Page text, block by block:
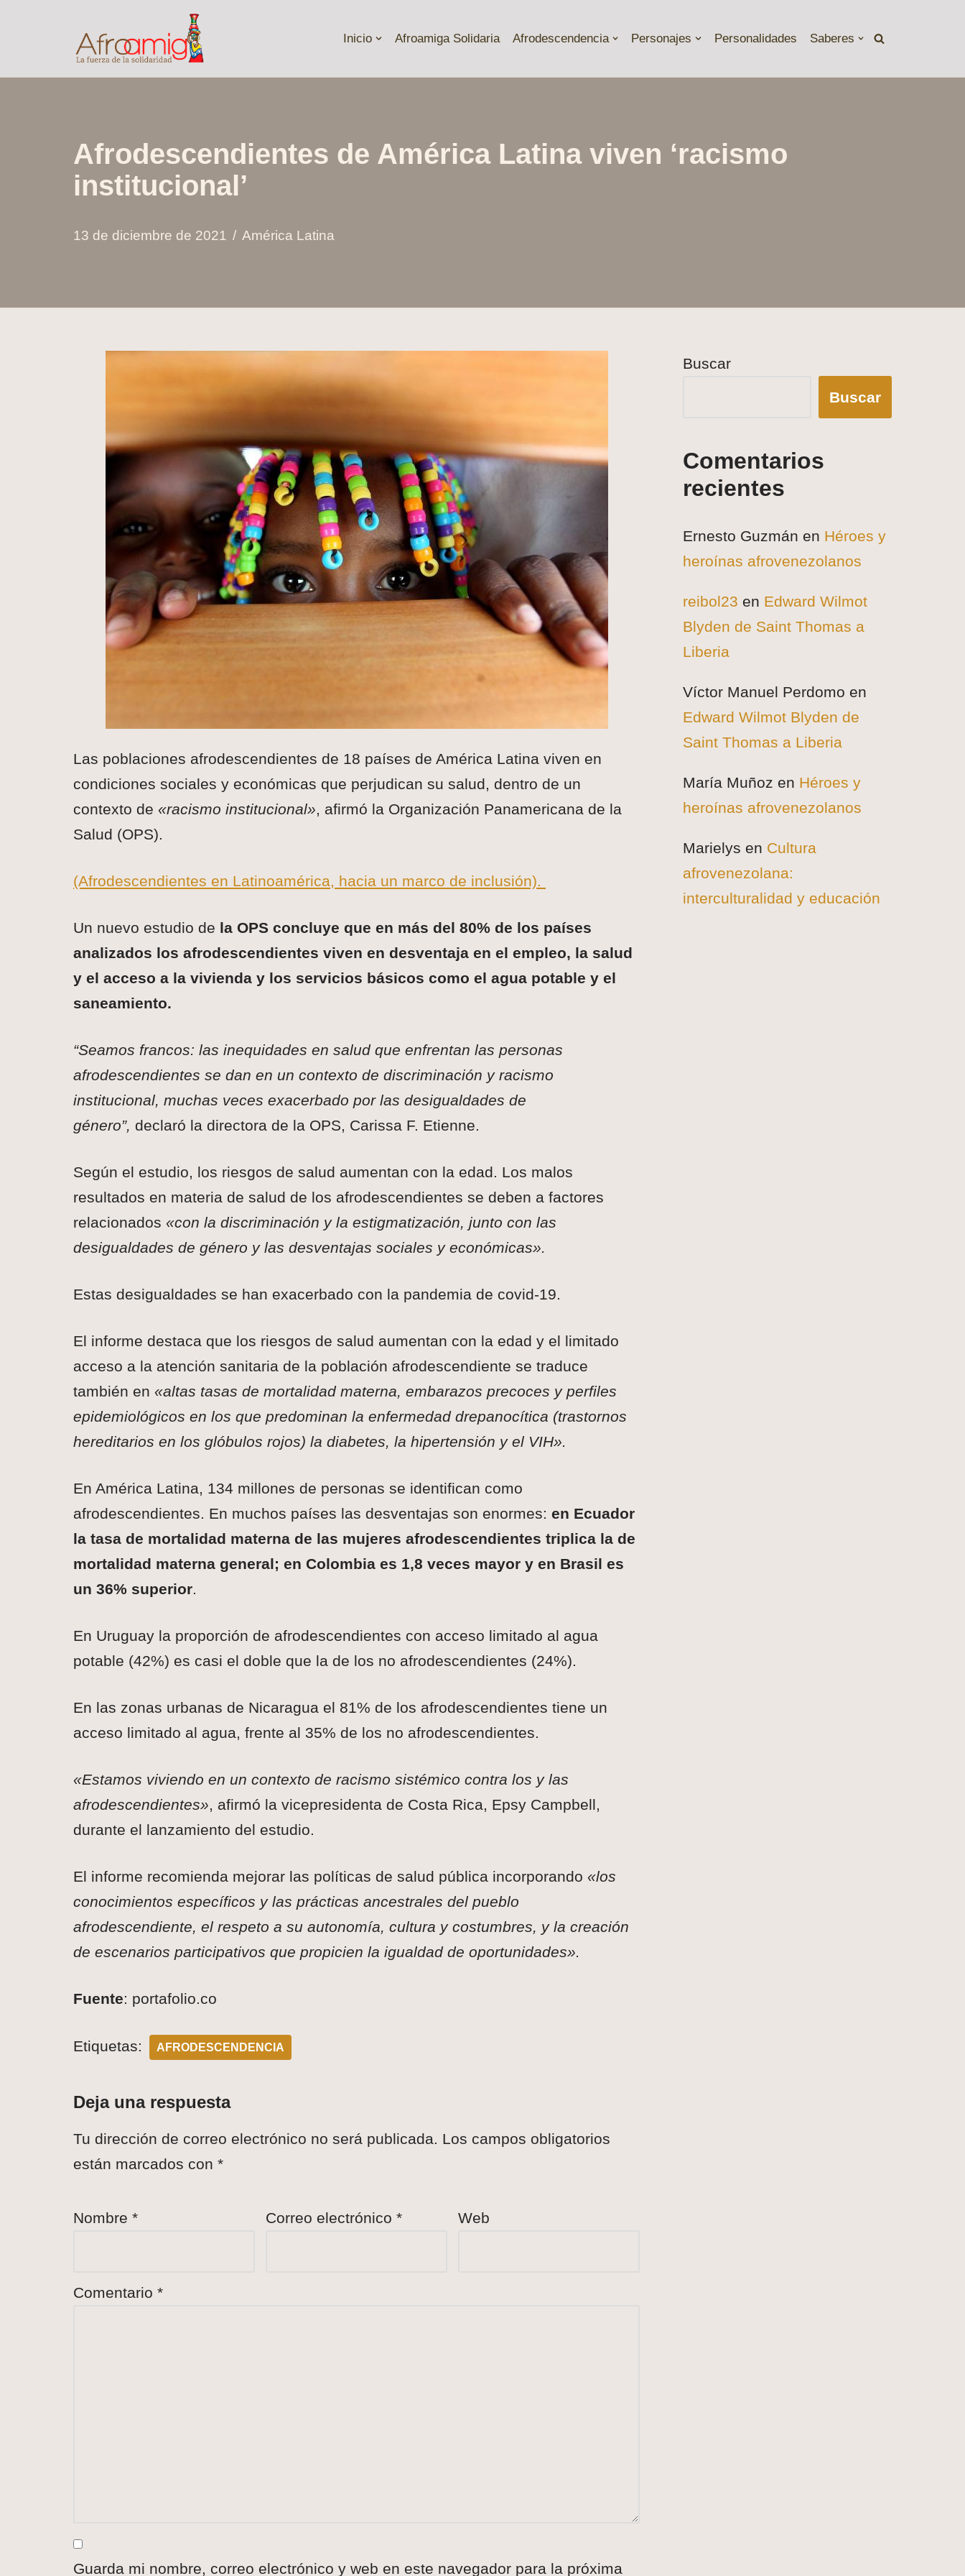
Inicio Afroamiga Solidaria Afrodescendencia Personajes Personalidades Saberes
Afrodescendientes de América Latina viven ‘racismo
institucional’
13 de diciembre de 2021 América Latina
Las poblaciones afrodescendientes de 18 países de América Latina viven en
condiciones sociales y económicas que perjudican su salud, dentro de un
contexto de «racismo institucional», afirmó la Organización Panamericana de la
Salud (OPS).
(Afrodescendientes en Latinoamérica, hacia un marco de inclusión).
Un nuevo estudio de la OPS concluye que en más del 80% de los países
analizados los afrodescendientes viven en desventaja en el empleo, la salud
y el acceso a la vivienda y los servicios básicos como el agua potable y el
saneamiento.
“Seamos francos: las inequidades en salud que enfrentan las personas
afrodescendientes se dan en un contexto de discriminación y racismo
institucional, muchas veces exacerbado por las desigualdades de
género”, declaró la directora de la OPS, Carissa F. Etienne.
Según el estudio, los riesgos de salud aumentan con la edad. Los malos
resultados en materia de salud de los afrodescendientes se deben a factores
relacionados «con la discriminación y la estigmatización, junto con las
desigualdades de género y las desventajas sociales y económicas».
Estas desigualdades se han exacerbado con la pandemia de covid-19.
El informe destaca que los riesgos de salud aumentan con la edad y el limitado
acceso a la atención sanitaria de la población afrodescendiente se traduce
también en «altas tasas de mortalidad materna, embarazos precoces y perfiles
epidemiológicos en los que predominan la enfermedad drepanocítica (trastornos
hereditarios en los glóbulos rojos) la diabetes, la hipertensión y el VIH».
En América Latina, 134 millones de personas se identifican como
afrodescendientes. En muchos países las desventajas son enormes: en Ecuador
la tasa de mortalidad materna de las mujeres afrodescendientes triplica la de
mortalidad materna general; en Colombia es 1,8 veces mayor y en Brasil es
un 36% superior.
En Uruguay la proporción de afrodescendientes con acceso limitado al agua
potable (42%) es casi el doble que la de los no afrodescendientes (24%).
En las zonas urbanas de Nicaragua el 81% de los afrodescendientes tiene un
acceso limitado al agua, frente al 35% de los no afrodescendientes.
«Estamos viviendo en un contexto de racismo sistémico contra los y las
afrodescendientes», afirmó la vicepresidenta de Costa Rica, Epsy Campbell,
durante el lanzamiento del estudio.
El informe recomienda mejorar las políticas de salud pública incorporando «los
conocimientos específicos y las prácticas ancestrales del pueblo
afrodescendiente, el respeto a su autonomía, cultura y costumbres, y la creación
de escenarios participativos que propicien la igualdad de oportunidades».
Fuente: portafolio.co
Etiquetas: AFRODESCENDENCIA
Deja una respuesta
Tu dirección de correo electrónico no será publicada. Los campos obligatorios
están marcados con *
Nombre * Correo electrónico * Web
Comentario *
Guarda mi nombre, correo electrónico y web en este navegador para la próxima
Buscar
Buscar
Comentarios
recientes
Ernesto Guzmán en Héroes y
heroínas afrovenezolanos
reibol23 en Edward Wilmot
Blyden de Saint Thomas a
Liberia
Víctor Manuel Perdomo en
Edward Wilmot Blyden de
Saint Thomas a Liberia
María Muñoz en Héroes y
heroínas afrovenezolanos
Marielys en Cultura
afrovenezolana:
interculturalidad y educación